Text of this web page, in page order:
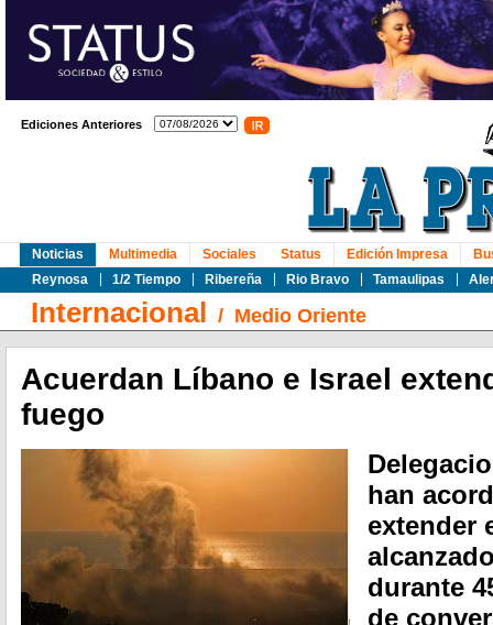
Ediciones Anteriores
Noticias
Reynosa
1/2 Tiempo Ribereña Rio Bravo Tamaulipas
Multimedia Sociales Status Edición Impresa
Internacional / Medio Oriente
Acuerdan Líbano e Israel
fuego
han
extender
durante
de